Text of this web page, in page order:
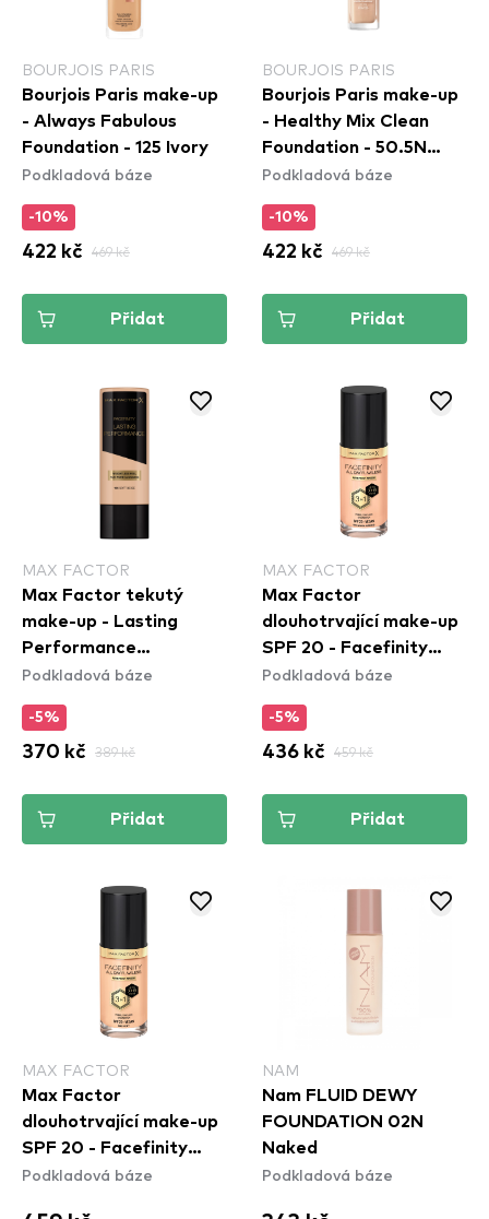
BOURJOIS PARIS
Bourjois Paris make-up
- Always Fabulous
Foundation - 125 Ivory
Podkladová báze
-10%
422 kč 469 kč
Přidat
BOURJOIS PARIS
Bourjois Paris make-up
- Healthy Mix Clean
Foundation - 50.5N
Light Ivory
Podkladová báze
-10%
422 kč 469 kč
Přidat
MAX FACTOR
Max Factor tekutý
make-up - Lasting
Performance
Foundation - 105 Soft
Podkladová báze
-5%
370 kč 389 kč
Přidat
MAX FACTOR
Max Factor
dlouhotrvající make-up
SPF 20 - Facefinity
Foundation - N45 Warm
Podkladová báze
-5%
436 kč 459 kč
Přidat
MAX FACTOR
Max Factor
dlouhotrvající make-up
SPF 20 - Facefinity
Foundation - N42 Ivory
Podkladová báze
NAM
Nam FLUID DEWY
FOUNDATION 02N
Naked
Podkladová báze